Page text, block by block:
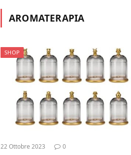
AROMATERAPIA
SHOP
22 Ottobre 2023 0